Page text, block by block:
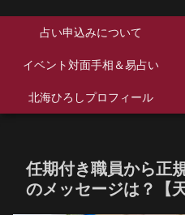
占い申込みについて
イベント対面手相＆易占い
北海ひろしプロフィール
任期付き職員から正
のメッセージは？【